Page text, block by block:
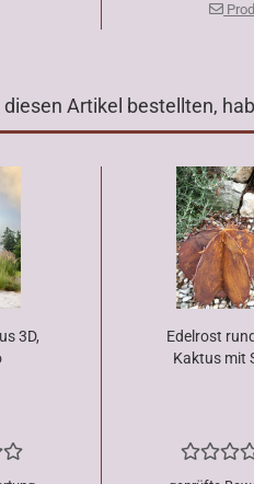
diesen Artikel bestellten,
3D,
Edelrost
Kaktus mit